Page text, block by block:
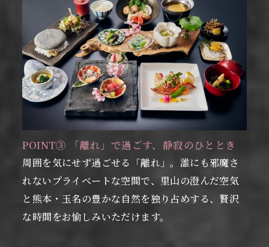
POINT③ 「離れ」で過ごす、静寂のひととき
周囲を気にせず過ごせる「離れ」。誰にも邪魔さ
れないプライベートな空間で、里山の澄んだ空気
と熊本・玉名の豊かな自然を独り占めする、贅沢
な時間をお愉しみいただけます。